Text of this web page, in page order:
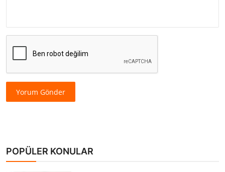
Yorum Gönder
POPÜLER KONULAR